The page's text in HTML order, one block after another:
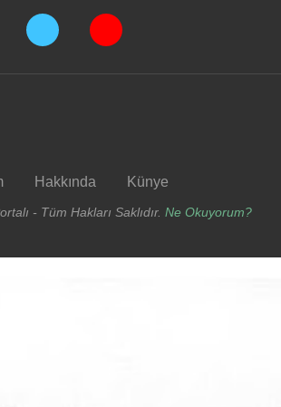
Hakkında Künye
- Tüm Hakları Saklıdır. Ne Okuyorum?